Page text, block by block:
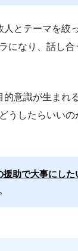
とテーマを絞
になり、話し
的意識が生まれ
うしたらいい
援助で大事にし